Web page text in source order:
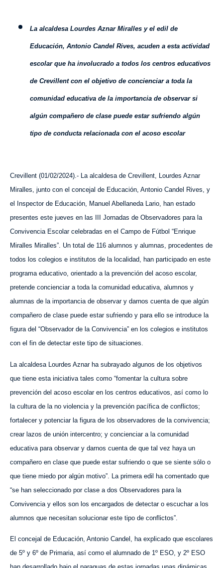
La alcaldesa Lourdes Aznar Miralles y el edil de
Educación, Antonio Candel Rives, acuden a esta actividad
escolar que ha involucrado a todos los centros educativos
de Crevillent con el objetivo de concienciar a toda la
comunidad educativa de la importancia de observar si
algún compañero de clase puede estar sufriendo algún
tipo de conducta relacionada con el acoso escolar
Crevillent (01/02/2024).- La alcaldesa de Crevillent, Lourdes Aznar
Miralles, junto con el concejal de Educación, Antonio Candel Rives, y
el Inspector de Educación, Manuel Abellaneda Lario, han estado
presentes este jueves en las III Jornadas de Observadores para la
Convivencia Escolar celebradas en el Campo de Fútbol “Enrique
Miralles Miralles”. Un total de 116 alumnos y alumnas, procedentes de
todos los colegios e institutos de la localidad, han participado en este
programa educativo, orientado ala prevención del acoso escolar,
pretende concienciar a toda la comunidad educativa, alumnos y
alumnas de la importancia de observar y darnos cuenta de que algún
compañero de clase puede estar sufriendo y para ello se introduce la
figura del “Observador de la Convivencia” en los colegios e institutos
con el fin de detectar este tipo de situaciones.
La alcaldesa Lourdes Aznar ha subrayado algunos de los objetivos
que tiene esta iniciativa tales como “fomentar la cultura sobre
prevención del acoso escolar en los centros educativos, así como lo
la cultura de la no violencia y la prevención pacífica de conflictos;
fortalecer y potenciar la figura de los observadores de la convivencia;
crear lazos de unión intercentro; y concienciar a la comunidad
educativa para observar y darnos cuenta de que tal vez haya un
compañero en clase que puede estar sufriendo o que se siente sólo o
que tiene miedo por algún motivo”. La primera edil ha comentado que
“se han seleccionado por clase a dos Observadores para la
Convivencia y ellos son los encargados de detectar o escuchar a los
alumnos que necesitan solucionar este tipo de conflictos”.
El concejal de Educación, Antonio Candel, ha explicado que escolares
de 5º y 6º de Primaria, así como el alumnado de 1º ESO, y 2º ESO